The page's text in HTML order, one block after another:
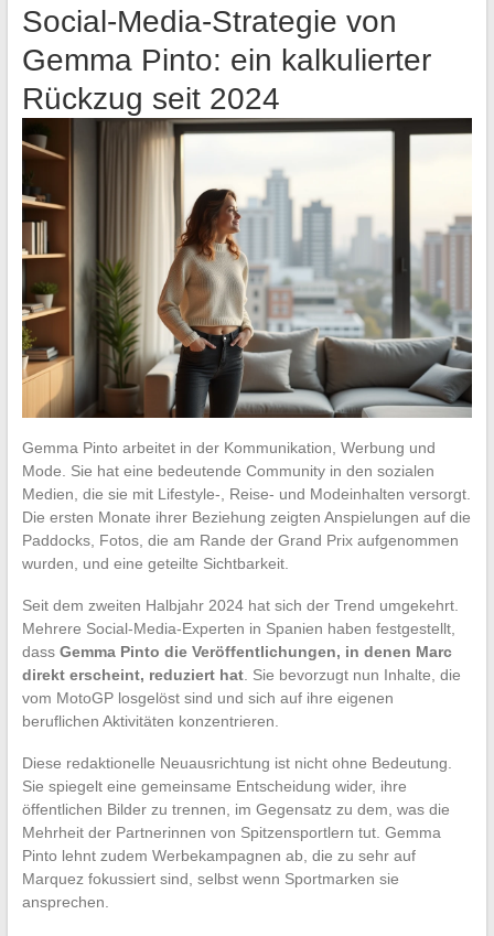
Social-Media-Strategie von
Gemma Pinto: ein kalkulierter
Rückzug seit 2024
Gemma Pinto arbeitet in der Kommunikation, Werbung und
Mode. Sie hat eine bedeutende Community in den sozialen
Medien, die sie mit Lifestyle-, Reise- und Modeinhalten versorgt.
Die ersten Monate ihrer Beziehung zeigten Anspielungen auf die
Paddocks, Fotos, die am Rande der Grand Prix aufgenommen
wurden, und eine geteilte Sichtbarkeit.
Seit dem zweiten Halbjahr 2024 hat sich der Trend umgekehrt.
Mehrere Social-Media-Experten in Spanien haben festgestellt,
dass Gemma Pinto die Veröffentlichungen, in denen Marc
direkt erscheint, reduziert hat. Sie bevorzugt nun Inhalte, die
vom MotoGP losgelöst sind und sich auf ihre eigenen
beruflichen Aktivitäten konzentrieren.
Diese redaktionelle Neuausrichtung ist nicht ohne Bedeutung.
Sie spiegelt eine gemeinsame Entscheidung wider, ihre
öffentlichen Bilder zu trennen, im Gegensatz zu dem, was die
Mehrheit der Partnerinnen von Spitzensportlern tut. Gemma
Pinto lehnt zudem Werbekampagnen ab, die zu sehr auf
Marquez fokussiert sind, selbst wenn Sportmarken sie
ansprechen.